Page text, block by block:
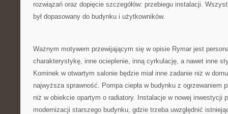
rozwiązań oraz dopięcie szczegółów: przebiegu instalacji.
był dopasowany do budynku i użytkowników.
Ważnym motywem przewijającym się w opisie Rymar jest
charakterystykę, inne ocieplenie, inną cyrkulację, a nawet inne
Kominek w otwartym salonie będzie miał inne zadanie niż w
najwyższa sprawność. Pompa ciepła w budynku z ogrzewaniem
niż w obiekcie opartym o radiatory. Instalacje w nowej inwestycji
modernizacji starszego budynku, gdzie trzeba uwzględnić